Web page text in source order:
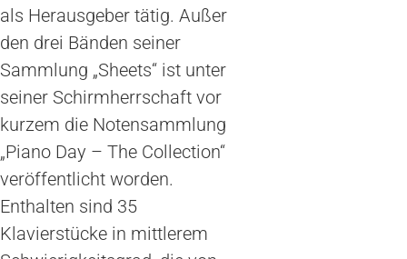
als Herausgeber tätig. Außer
den drei Bänden seiner
Sammlung „Sheets“ ist unter
seiner Schirmherrschaft vor
kurzem die Notensammlung
„Piano Day – The Collection“
veröffentlicht worden.
Enthalten sind 35
Klavierstücke in mittlerem